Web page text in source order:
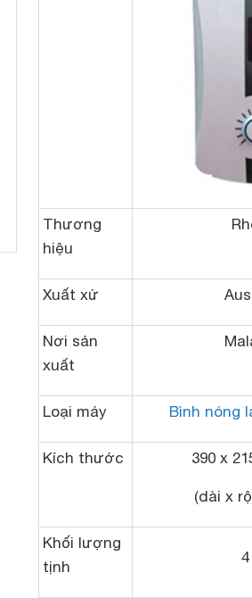
Thương
hiệu
Xuất xứ
Nơi sản
xuất
Loại máy Bình nóng
Kích thước 390 x
(dài x
Khối lượng
tịnh